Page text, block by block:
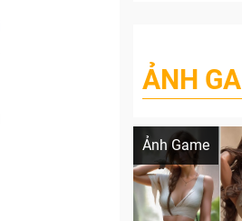
ẢNH
Ảnh Game
Lala Croft vừa